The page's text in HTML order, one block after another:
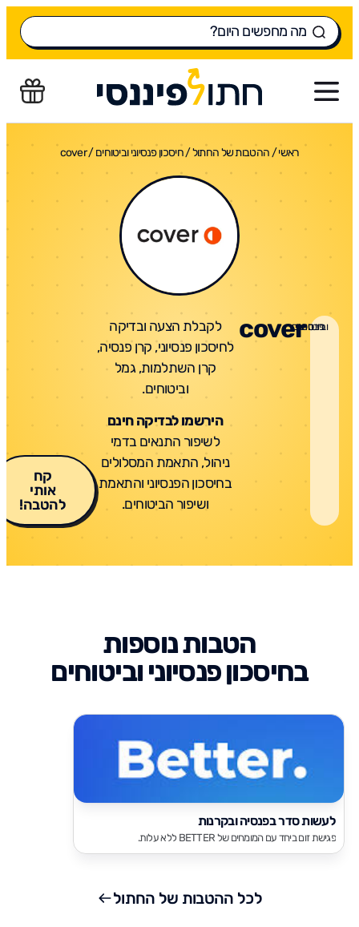
ראשי/ההטבות של החתול/חיסכון פנסיוני וביטוחים/
cover
חיסכון פנסיוני וביטוחיםcover
לקבלת הצעה ובדיקה
לחיסכון פנסיוני, קרן פנסיה,
קרן השתלמות, גמל
וביטוחים.
הירשמו לבדיקה חינם
לשיפור התנאים בדמי
ניהול, התאמת המסלולים
בחיסכון הפנסיוני והתאמת
ושיפור הביטוחים.
קח
אותי
להטבה!
הטבות נוספות
בחיסכון פנסיוני וביטוחים
לעשות סדר בפנסיה ובקרנות
פגישת זום ביחד עם המומחים של BETTER ללא עלות.
לכל ההטבות של החתול